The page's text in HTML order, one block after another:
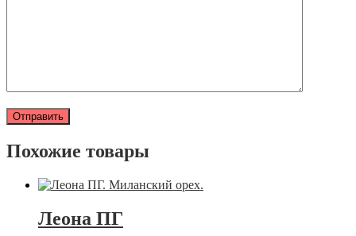
Похожие товары
Леона ПГ